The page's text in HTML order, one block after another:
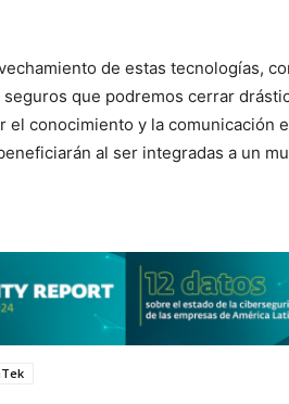
de estas tecnologías,
seguros que podremos cerrar
el conocimiento y la comunicación
al ser integradas a un